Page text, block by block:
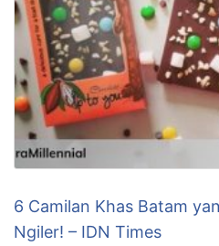
6 Camilan Khas Batam
Ngiler! – IDN Times